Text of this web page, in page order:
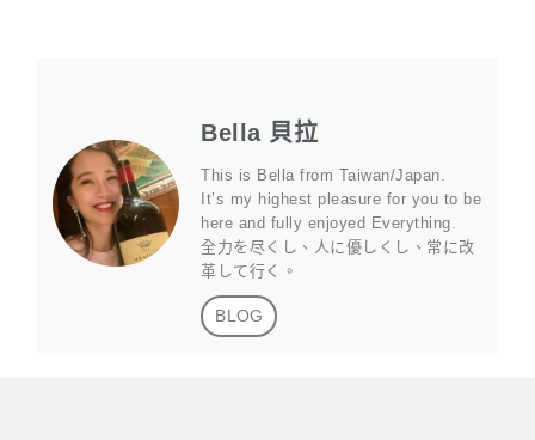
Bella 貝拉
This is Bella from Taiwan/Japan.
It’s my highest pleasure for you to be
here and fully enjoyed Everything.
全力を尽くし、人に優しくし、常に改
革して行く。
BLOG